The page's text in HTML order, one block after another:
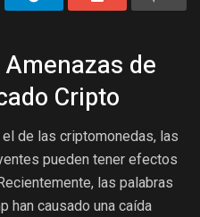
de
Cripto
de las criptomonedas, las
pueden tener efectos
las palabras
han causado una caída